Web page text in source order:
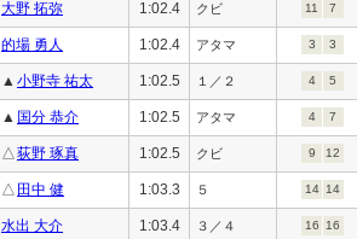
大野 拓弥 1:02.4 クビ 11 7
的場 勇人 1:02.4 アタマ 3 3
▲ 小野寺 祐太 1:02.5 １／２ 4 5
▲ 国分 恭介 1:02.5 アタマ 4 7
△荻野 琢真 1:02.5 クビ 9 12
△ 田中 健 1:03.3 ５ 14 14
水出 大介 1:03.4 ３／４ 16 16